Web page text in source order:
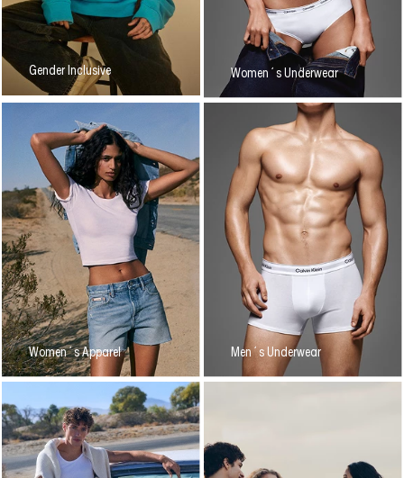
Gender Inclusive Women´s Underwear
Women´s Apparel Men´s Underwear